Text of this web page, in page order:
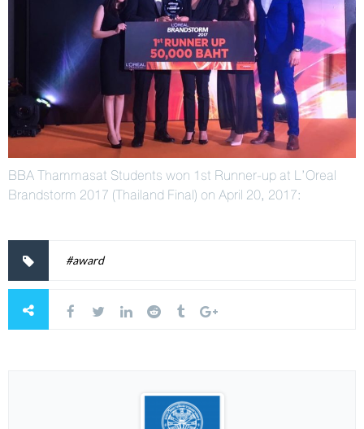
BBA Thammasat Students won 1st Runner-up at L’Oreal
Brandstorm 2017 (Thailand Final) on April 20, 2017:
#award